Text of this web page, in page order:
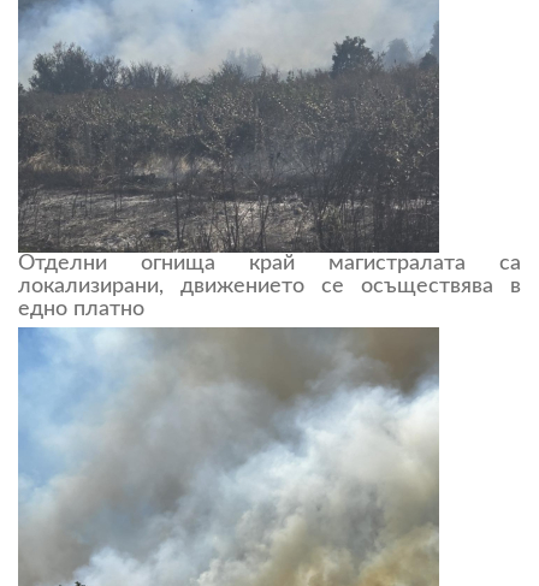
Отделни огнища край магистралата са
локализирани, движението се осъществява в
едно платно